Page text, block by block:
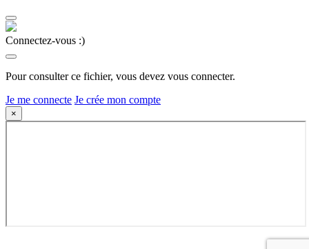
Connectez-vous :)
Pour consulter ce fichier, vous devez vous connecter.
Je me connecte Je crée mon compte
×